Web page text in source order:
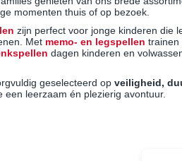
momenten thuis of op bezoek.
zijn perfect voor jonge kinderen die
Met memo- en legspellen trainen
dagen kinderen en
geselecteerd op veiligheid,
een leerzaam én plezierig avontuur.